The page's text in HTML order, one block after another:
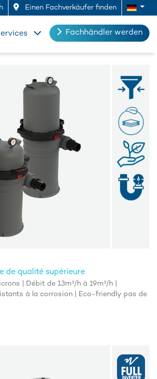
Einen Fachverkäufer finden
Fachhändler werden
de qualité supérieure
| Débit de 13m³/h à 19m³/h |
à la corrosion | Eco-friendly pas de